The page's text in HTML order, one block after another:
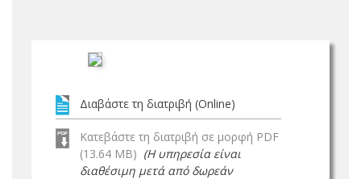
Διαβάστε τη διατριβή (Online)
Κατεβάστε τη διατριβή σε μορφή PDF
(13.64 MB) (Η υπηρεσία είναι
διαθέσιμη μετά από δωρεάν